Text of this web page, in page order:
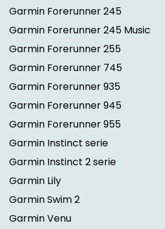
Garmin Forerunner 245
Garmin Forerunner 245 Music
Garmin Forerunner 255
Garmin Forerunner 745
Garmin Forerunner 935
Garmin Forerunner 945
Garmin Forerunner 955
Garmin Instinct serie
Garmin Instinct 2 serie
Garmin Lily
Garmin Swim 2
Garmin Venu